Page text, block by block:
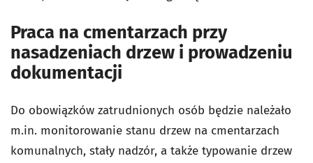
Praca na cmentarzach przy
nasadzeniach drzew i prowadzeniu
dokumentacji
Do obowiązków zatrudnionych osób będzie należało
m.in. monitorowanie stanu drzew na cmentarzach
komunalnych, stały nadzór, a także typowanie drzew